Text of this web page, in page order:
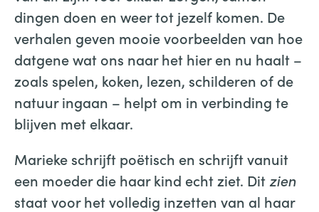
dingen doen en weer tot jezelf komen. De
verhalen geven mooie voorbeelden van hoe
datgene wat ons naar het hier en nu haalt –
zoals spelen, koken, lezen, schilderen of de
natuur ingaan – helpt om in verbinding te
blijven met elkaar.
Marieke schrijft poëtisch en schrijft vanuit
een moeder die haar kind echt ziet. Dit zien
staat voor het volledig inzetten van al haar